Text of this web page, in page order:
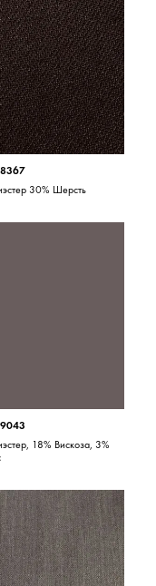
30% Шерсть
18% Вискоза, 3%